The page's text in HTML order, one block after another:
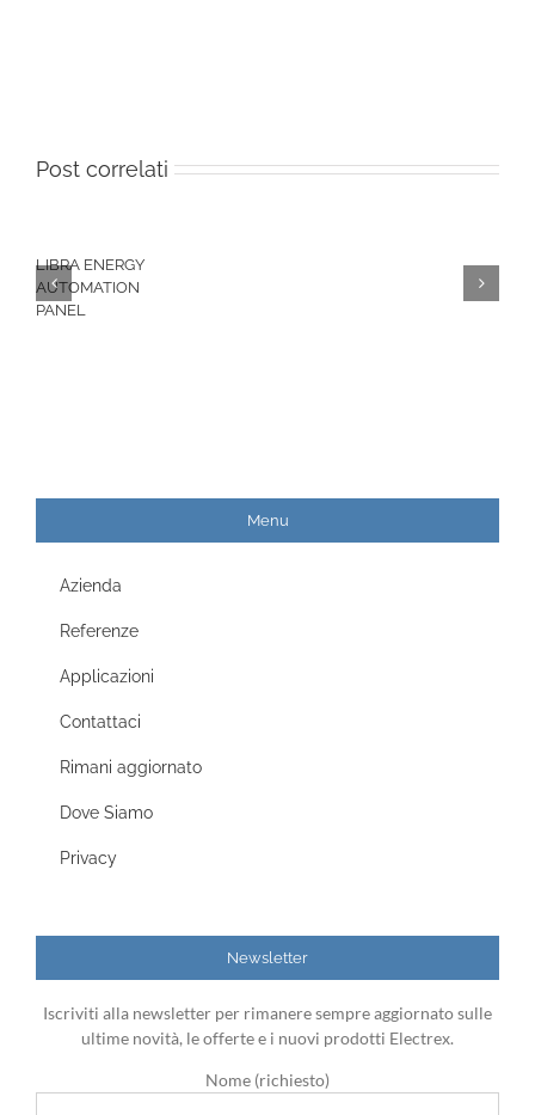
Post correlati
LIBRA ENERGY
AUTOMATION
PANEL
Menu
Azienda
Referenze
Applicazioni
Contattaci
Rimani aggiornato
Dove Siamo
Privacy
Newsletter
Iscriviti alla newsletter per rimanere sempre aggiornato sulle
ultime novità, le offerte e i nuovi prodotti Electrex.
Nome (richiesto)